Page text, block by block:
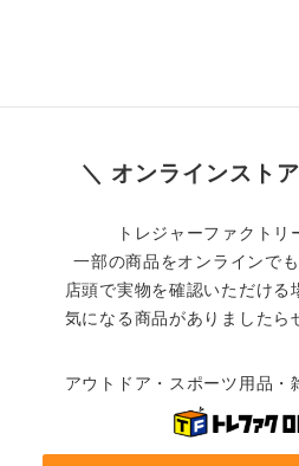
＼ オンラインスト
トレジャーファクトリ
一部の商品をオンラインで
店頭で実物を確認いただける
気になる商品がありましたら
アウトドア・スポーツ用品・